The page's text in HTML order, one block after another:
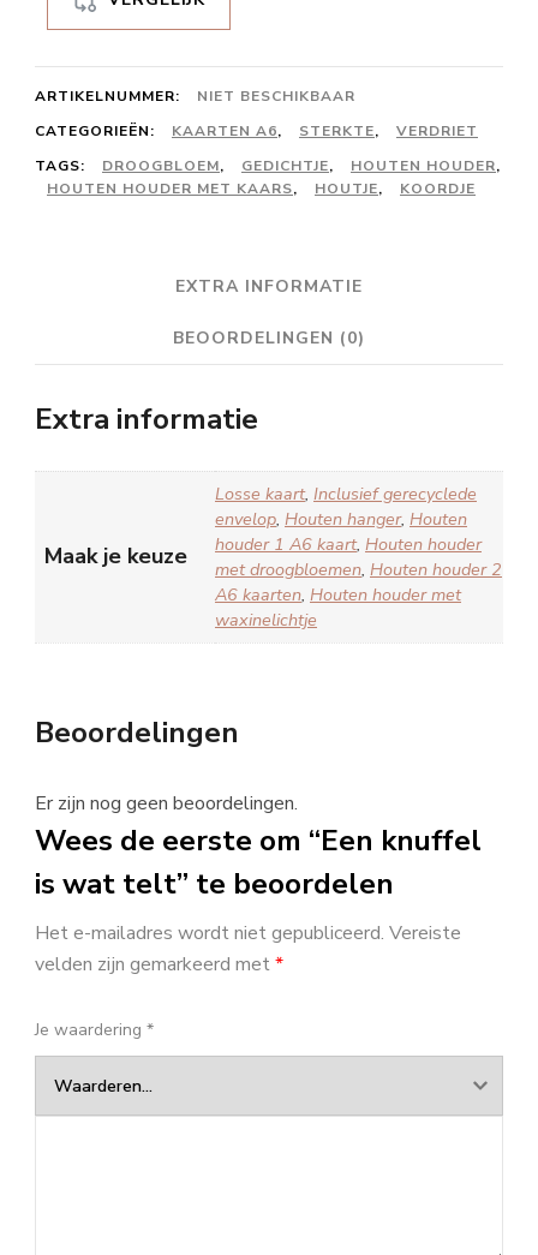
ARTIKELNUMMER:
NIET BESCHIKBAAR
CATEGORIEËN:
KAARTEN A6, STERKTE,
VERDRIET
TAGS:
DROOGBLOEM, GEDICHTJE, HOUTEN HOUDER,
HOUTEN HOUDER MET KAARS, HOUTJE, KOORDJE
EXTRA INFORMATIE
BEOORDELINGEN (0)
Extra informatie
Maak je keuze
Losse kaart, Inclusief gerecyclede
envelop, Houten hanger, Houten
houder 1 A6 kaart, Houten houder
met droogbloemen, Houten houder 2
A6 kaarten, Houten houder met
waxinelichtje
Beoordelingen
Er zijn nog geen beoordelingen.
Wees de eerste om “Een knuffel
is wat telt” te beoordelen
Het e-mailadres wordt niet gepubliceerd. Vereiste
velden zijn gemarkeerd met*
Je waardering *